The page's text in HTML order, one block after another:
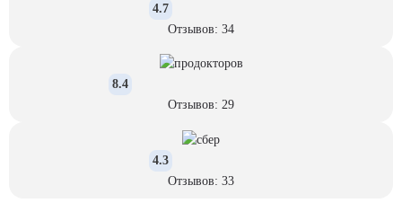
4.7
Отзывов: 34
8.4
Отзывов: 29
4.3
Отзывов: 33